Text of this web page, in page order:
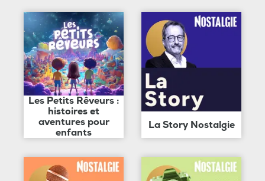
Les Petits Rêveurs :
histoires et
aventures pour
enfants
La Story Nostalgie